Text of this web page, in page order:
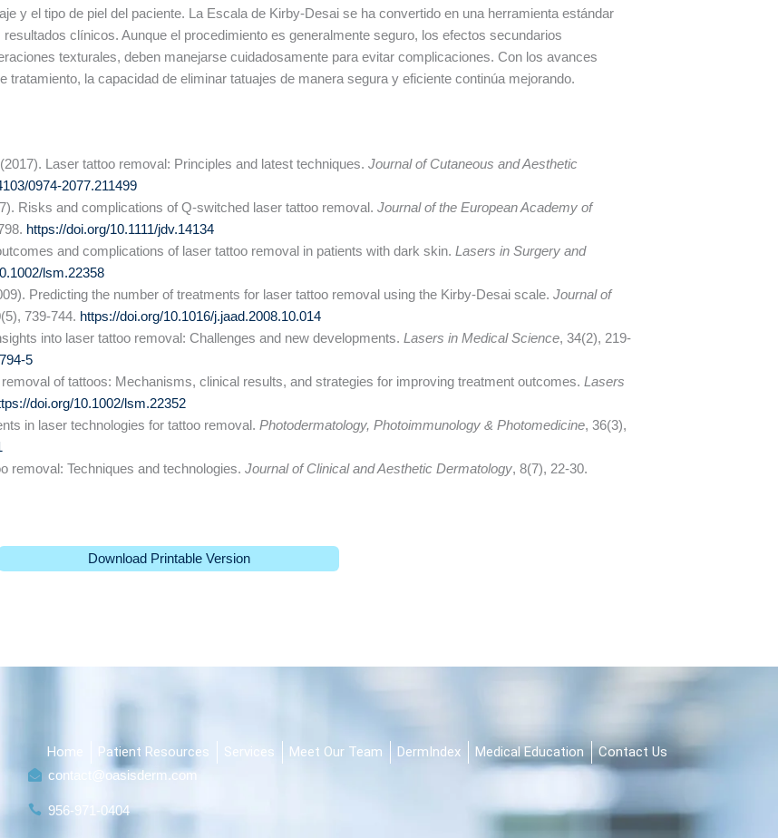
y el tipo de piel del paciente. La Escala de Kirby-Desai se ha convertido en una herramienta estándar
clínicos. Aunque el procedimiento es generalmente seguro, los efectos secundarios
texturales, deben manejarse cuidadosamente para evitar complicaciones. Con los avances
la capacidad de eliminar tatuajes de manera segura y eficiente continúa mejorando.
Laser tattoo removal: Principles and latest techniques. Journal of Cutaneous and Aesthetic
0974-2077.211499
Risks and complications of Q-switched laser tattoo removal. Journal of the European Academy of
https://doi.org/10.1111/jdv.14134
and complications of laser tattoo removal in patients with dark skin. Lasers in Surgery and
lsm.22358
Predicting the number of treatments for laser tattoo removal using the Kirby-Desai scale. Journal of
739-744. https://doi.org/10.1016/j.jaad.2008.10.014
into laser tattoo removal: Challenges and new developments. Lasers in Medical Science, 34(2), 219-
5
of tattoos: Mechanisms, clinical results, and strategies for improving treatment outcomes. Lasers
doi.org/10.1002/lsm.22352
in laser technologies for tattoo removal. Photodermatology, Photoimmunology & Photomedicine, 36(3),
removal: Techniques and technologies. Journal of Clinical and Aesthetic Dermatology, 8(7), 22-30.
Download Printable Version
Home Patient Resources Services Meet Our Team DermIndex Medical Education Contact Us
contact@oasisderm.com
956-971-0404